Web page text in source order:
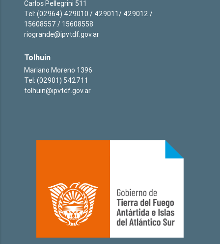
Carlos Pellegrini 511
Tel: (02964) 429010 / 429011/ 429012 /
15608557 / 15608558
riogrande@ipvtdf.gov.ar
Tolhuin
Mariano Moreno 1396
Tel: (02901) 542711
tolhuin@ipvtdf.gov.ar